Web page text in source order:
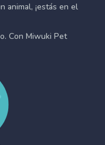
animal, ¡estás en el
Con Miwuki Pet